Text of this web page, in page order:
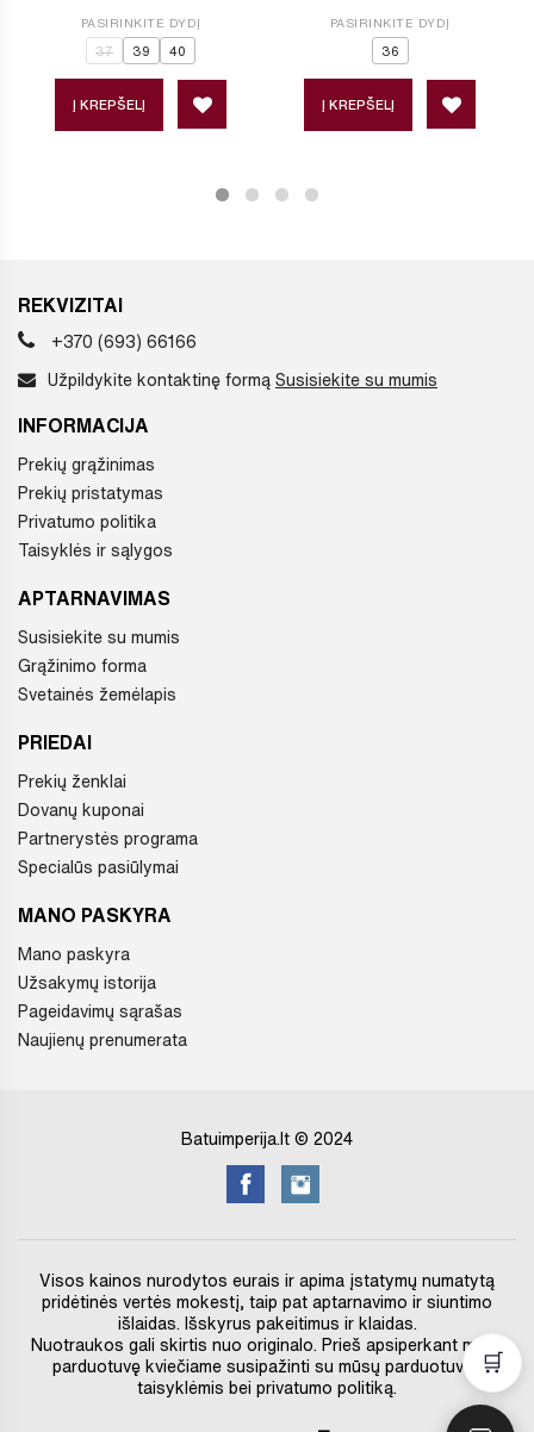
PASIRINKITE DYDĮ
37 39 40
Į KREPŠELĮ
PASIRINKITE DYDĮ
36
Į KREPŠELĮ
REKVIZITAI
+370 (693) 66166
Užpildykite kontaktinę formą Susisiekite su mumis
INFORMACIJA
Prekių grąžinimas
Prekių pristatymas
Privatumo politika
Taisyklės ir sąlygos
APTARNAVIMAS
Susisiekite su mumis
Grąžinimo forma
Svetainės žemėlapis
PRIEDAI
Prekių ženklai
Dovanų kuponai
Partnerystės programa
Specialūs pasiūlymai
MANO PASKYRA
Mano paskyra
Užsakymų istorija
Pageidavimų sąrašas
Naujienų prenumerata
Batuimperija.lt © 2024
Visos kainos nurodytos eurais ir apima įstatymų numatytą
pridėtinės vertės mokestį, taip pat aptarnavimo ir siuntimo
išlaidas. Išskyrus pakeitimus ir klaidas.
Nuotraukos gali skirtis nuo originalo. Prieš apsiperkant mūsų
parduotuvę kviečiame susipažinti su mūsų parduotuvės
taisyklėmis bei privatumo politiką.
🛒